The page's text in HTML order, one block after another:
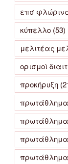
επσ
κύπελλο (53)
μελιτέας
ορισμοί
προκήρυξη
πρωτάθλημα
πρωτάθλημα
πρωτάθλημα
πρωτάθλημα